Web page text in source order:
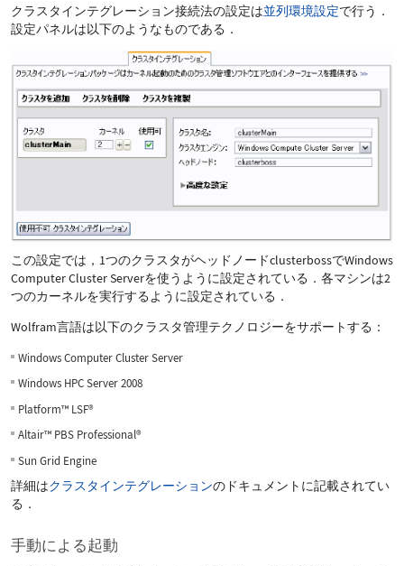
クラスタインテグレーション接続法の設定は並列環境設定で行う．
設定パネルは以下のようなものである．
この設定では，1つのクラスタがヘッドノードclusterbossでWindows
Computer Cluster Serverを使うように設定されている．各マシンは2
つのカーネルを実行するように設定されている．
Wolfram言語は以下のクラスタ管理テクノロジーをサポートする：
Windows Computer Cluster Server
Windows HPC Server 2008
Platform™LSF®
Altair™PBS Professional®
Sun Grid Engine
詳細はクラスタインテグレーションのドキュメントに記載されてい
る．
手動による起動